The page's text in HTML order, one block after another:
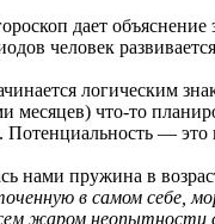
дает
человек
логическим
месяцев) что-то
— это
нами пружина в
в самом себе,
жаром неопытности